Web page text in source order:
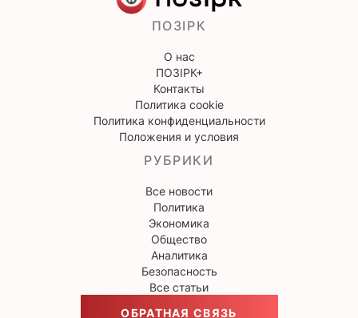
ПОЗІРК
О нас
ПОЗІРК+
Контакты
Политика cookie
Политика конфиденциальности
Положения и условия
РУБРИКИ
Все новости
Политика
Экономика
Общество
Аналитика
Безопасность
Все статьи
ОБРАТНАЯ СВЯЗЬ